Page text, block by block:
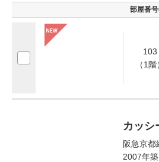
部屋番
103
（1階
カッシ
阪急京
2007年